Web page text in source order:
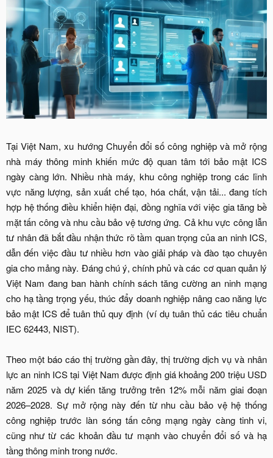
Tại Việt Nam, xu hướng Chuyển đổi số công nghiệp và mở rộng
nhà máy thông minh khiến mức độ quan tâm tới bảo mật ICS
ngày càng lớn. Nhiều nhà máy, khu công nghiệp trong các lĩnh
vực năng lượng, sản xuất chế tạo, hóa chất, vận tải... đang tích
hợp hệ thống điều khiển hiện đại, đồng nghĩa với việc gia tăng bề
mặt tấn công và nhu cầu bảo vệ tương ứng. Cả khu vực công lẫn
tư nhân đã bắt đầu nhận thức rõ tầm quan trọng của an ninh ICS,
dẫn đến việc đầu tư nhiều hơn vào giải pháp và đào tạo chuyên
gia cho mảng này. Đáng chú ý, chính phủ và các cơ quan quản lý
Việt Nam đang ban hành chính sách tăng cường an ninh mạng
cho hạ tầng trọng yếu, thúc đẩy doanh nghiệp nâng cao năng lực
bảo mật ICS để tuân thủ quy định (ví dụ tuân thủ các tiêu chuẩn
IEC 62443, NIST).
Theo một báo cáo thị trường gần đây, thị trường dịch vụ và nhân
lực an ninh ICS tại Việt Nam được định giá khoảng 200 triệu USD
năm 2025 và dự kiến tăng trưởng trên 12% mỗi năm giai đoạn
2026–2028. Sự mở rộng này đến từ nhu cầu bảo vệ hệ thống
công nghiệp trước làn sóng tấn công mạng ngày càng tinh vi,
cũng như từ các khoản đầu tư mạnh vào chuyển đổi số và hạ
tầng thông minh trong nước.